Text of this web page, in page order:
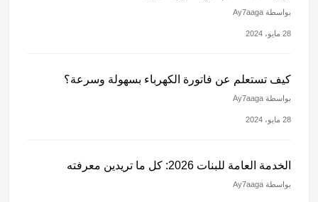
بواسطة Ay7aaga
28 مايو، 2024
كيف تستعلم عن فاتورة الكهرباء بسهولة وسرعة؟
بواسطة Ay7aaga
28 مايو، 2024
الخدمة العامة للبنات 2026: كل ما تريدين معرفته
بواسطة Ay7aaga